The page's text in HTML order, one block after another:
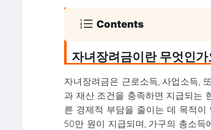
Contents
자녀장려금이란 무엇인가
자녀장려금은 근로소득, 사업소득,
과 재산 조건을 충족하면 지급되는
른 경제적 부담을 줄이는 데 목적이
50만 원이 지급되며, 가구의 총소